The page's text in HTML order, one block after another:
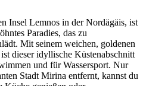
Insel Lemnos in der Nordägäis, ist
Paradies, das zu
Mit seinem weichen, goldenen
dieser idyllische Küstenabschnitt
und für Wassersport. Nur
Stadt Mirina entfernt, kannst du